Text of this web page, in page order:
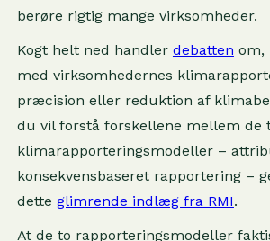
berøre rigtig mange virksomheder.
Kogt helt ned handler debatten om,
med virksomhedernes
præcision eller reduktion af
du vil forstå forskellene mellem de
klimarapporteringsmodeller –
konsekvensbaseret rapportering –
dette glimrende indlæg fra RMI.
At de to rapporteringsmodeller